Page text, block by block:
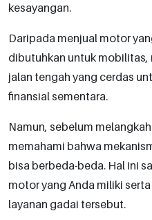
kesayangan.
Daripada menjual motor
dibutuhkan untuk
jalan tengah yang cerdas
finansial sementara.
Namun, sebelum
memahami bahwa
bisa berbeda-beda. Hal ini
motor yang Anda miliki
layanan gadai tersebut.